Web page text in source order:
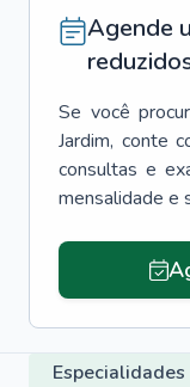
Agende
Se você
Jardim, conte
consultas e
mensalidade e